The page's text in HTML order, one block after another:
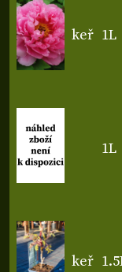
keř 1L
1L
keř